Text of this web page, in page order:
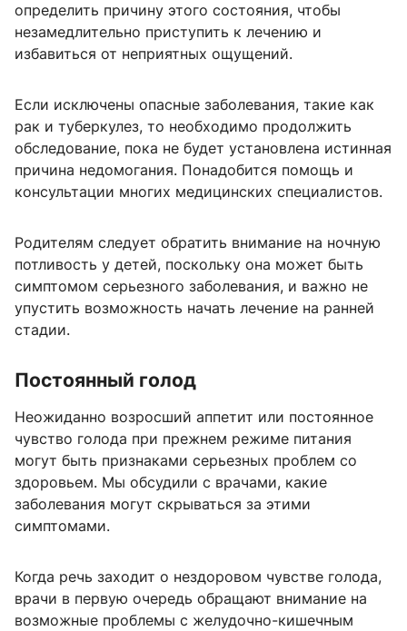
определить причину этого состояния, чтобы
незамедлительно приступить к лечению и
избавиться от неприятных ощущений.
Если исключены опасные заболевания, такие как
рак и туберкулез, то необходимо продолжить
обследование, пока не будет установлена истинная
причина недомогания. Понадобится помощь и
консультации многих медицинских специалистов.
Родителям следует обратить внимание на ночную
потливость у детей, поскольку она может быть
симптомом серьезного заболевания, и важно не
упустить возможность начать лечение на ранней
стадии.
Постоянный голод
Неожиданно возросший аппетит или постоянное
чувство голода при прежнем режиме питания
могут быть признаками серьезных проблем со
здоровьем. Мы обсудили с врачами, какие
заболевания могут скрываться за этими
симптомами.
Когда речь заходит о нездоровом чувстве голода,
врачи в первую очередь обращают внимание на
возможные проблемы с желудочно-кишечным